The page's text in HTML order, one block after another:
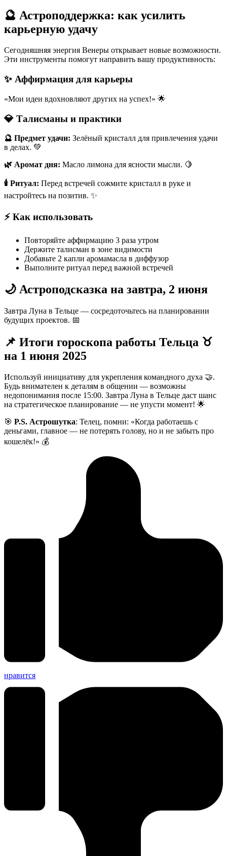
🔮 Астроподдержка: как усилить
карьерную удачу
Сегодняшняя энергия Венеры открывает новые возможности.
Эти инструменты помогут направить вашу продуктивность:
✨ Аффирмация для карьеры
«Мои идеи вдохновляют других на успех!» 🌟
💎 Талисманы и практики
🔮 Предмет удачи: Зелёный кристалл для привлечения удачи
в делах. 💚
🌿 Аромат дня: Масло лимона для ясности мысли. 🍋
🕯️ Ритуал: Перед встречей сожмите кристалл в руке и
настройтесь на позитив. ✨
⚡ Как использовать
Повторяйте аффирмацию 3 раза утром
Держите талисман в зоне видимости
Добавьте 2 капли аромамасла в диффузор
Выполните ритуал перед важной встречей
🌙 Астроподсказка на завтра, 2 июня
Завтра Луна в Тельце — сосредоточьтесь на планировании
будущих проектов. 📅
📌 Итоги гороскопа работы Тельца ♉️
на 1 июня 2025
Используй инициативу для укрепления командного духа 🤝.
Будь внимателен к деталям в общении — возможны
недопонимания после 15:00. Завтра Луна в Тельце даст шанс
на стратегическое планирование — не упусти момент! 🌟
🎯 P.S. Астрошутка: Телец, помни: «Когда работаешь с
деньгами, главное — не потерять голову, но и не забыть про
кошелёк!» 💰
нравится